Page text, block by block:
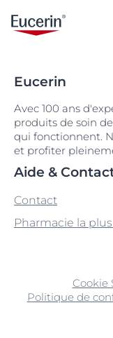
Eucerin
Avec 100 ans
produits de soin
qui fonctionnent.
et profiter
Aide &
Contact
Pharmacie la
Cookie
Politique de